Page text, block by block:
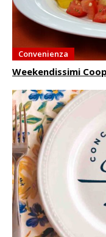
Convenienza
Weekendissimi